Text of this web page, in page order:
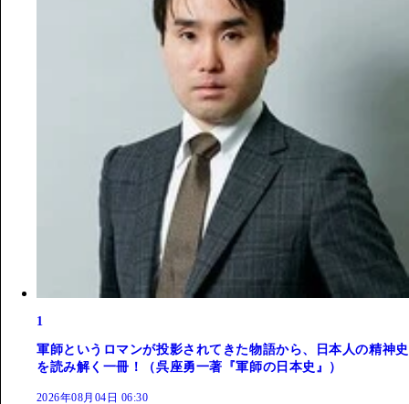
1
軍師というロマンが投影されてきた物語から、日本人の精神史
を読み解く一冊！（呉座勇一著『軍師の日本史』）
2026年08月04日 06:30